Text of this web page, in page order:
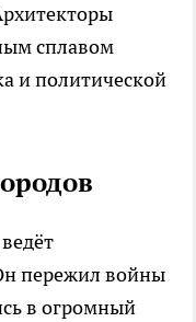
сплавом
и политической
пережил войны
в огромный